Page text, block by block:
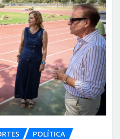
POLÍTICA